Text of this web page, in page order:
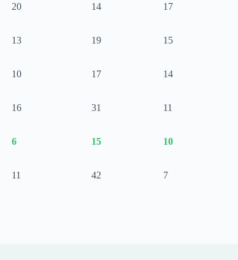
20 14 17
13 19 15
10 17 14
16 31 11
6 15 10
11 42 7